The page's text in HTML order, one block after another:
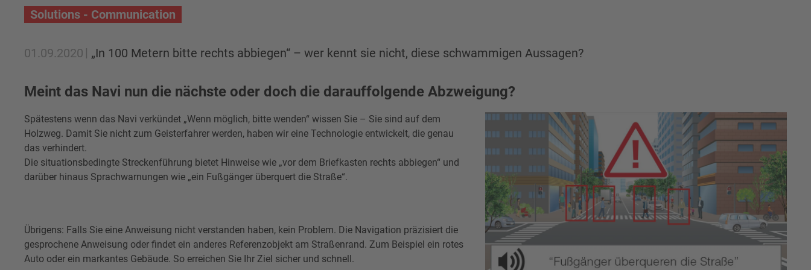
Solutions - Communication
01.09.2020 „In 100 Metern bitte rechts abbiegen“ – wer kennt sie nicht, diese schwammigen Aussagen?
Meint das Navi nun die nächste oder doch die darauffolgende Abzweigung?
Spätestens wenn das Navi verkündet „Wenn möglich, bitte wenden“ wissen Sie – Sie sind auf dem
Holzweg. Damit Sie nicht zum Geisterfahrer werden, haben wir eine Technologie entwickelt, die genau
das verhindert.
Die situationsbedingte Streckenführung bietet Hinweise wie „vor dem Briefkasten rechts abbiegen“ und
darüber hinaus Sprachwarnungen wie „ein Fußgänger überquert die Straße“.
Übrigens: Falls Sie eine Anweisung nicht verstanden haben, kein Problem. Die Navigation präzisiert die
gesprochene Anweisung oder findet ein anderes Referenzobjekt am Straßenrand. Zum Beispiel ein rotes
Auto oder ein markantes Gebäude. So erreichen Sie Ihr Ziel sicher und schnell.